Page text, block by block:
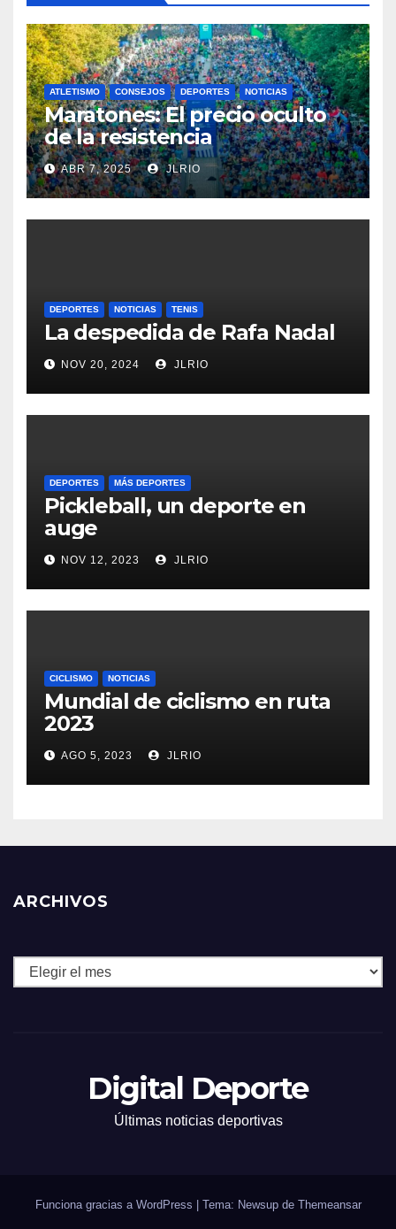
ATLETISMO CONSEJOS DEPORTES NOTICIAS
Maratones: El precio oculto
de la resistencia
ABR 7, 2025 JLRIO
DEPORTES NOTICIAS TENIS
La despedida de Rafa Nadal
NOV 20, 2024 JLRIO
DEPORTES MÁS DEPORTES
Pickleball, un deporte en
auge
NOV 12, 2023 JLRIO
CICLISMO NOTICIAS
Mundial de ciclismo en ruta
2023
AGO 5, 2023 JLRIO
ARCHIVOS
Archivos
Digital Deporte
Últimas noticias deportivas
Funciona gracias a WordPress Tema: Newsup de Themeansar